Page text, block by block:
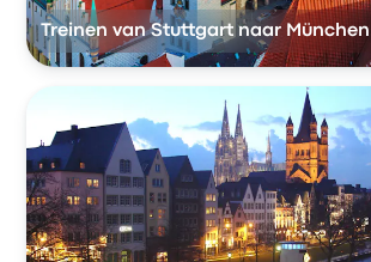
Treinen van Stuttgart naar München